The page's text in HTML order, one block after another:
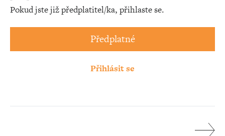
Pokud jste již předplatitel/ka, přihlaste se.
Předplatné
Přihlásit se